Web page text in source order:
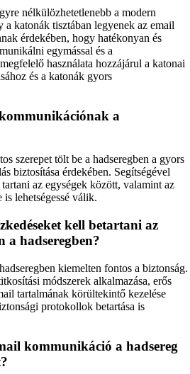
nélkülözhetetlenebb a modern
a katonák tisztában legyenek az email
érdekében, hogy hatékonyan és
egymással és a
használata hozzájárul a katonai
és a katonák gyors
a
szerepet tölt be a hadseregben a gyors
biztosítása érdekében. Segítségével
az egységek között, valamint az
lehetségessé válik.
kell betartani az
a hadseregben?
kiemelten fontos a biztonság.
módszerek alkalmazása, erős
tartalmának körültekintő kezelése
protokollok betartása is
kommunikáció a hadsereg